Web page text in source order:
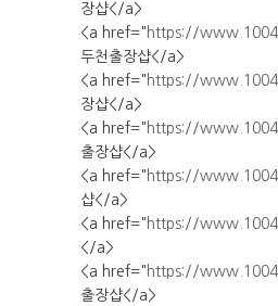
장샵</a>
<a href=" https://
두천출장샵</a>
<a href=" https://
장샵</a>
<a href=" https://
출장샵</a>
<a href=" https://
샵</a>
<a href=" https://
</a>
<a href=" https://
출장샵</a>